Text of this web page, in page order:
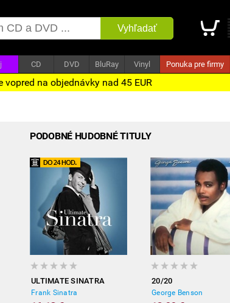
Vyhľadať
CD DVD BluRay Vinyl Ponuka pre firmy
na objednávky nad 45 EUR
PODOBNÉ HUDOBNÉ TITULY
ULTIMATE SINATRA
Frank Sinatra
20/20
George Benson